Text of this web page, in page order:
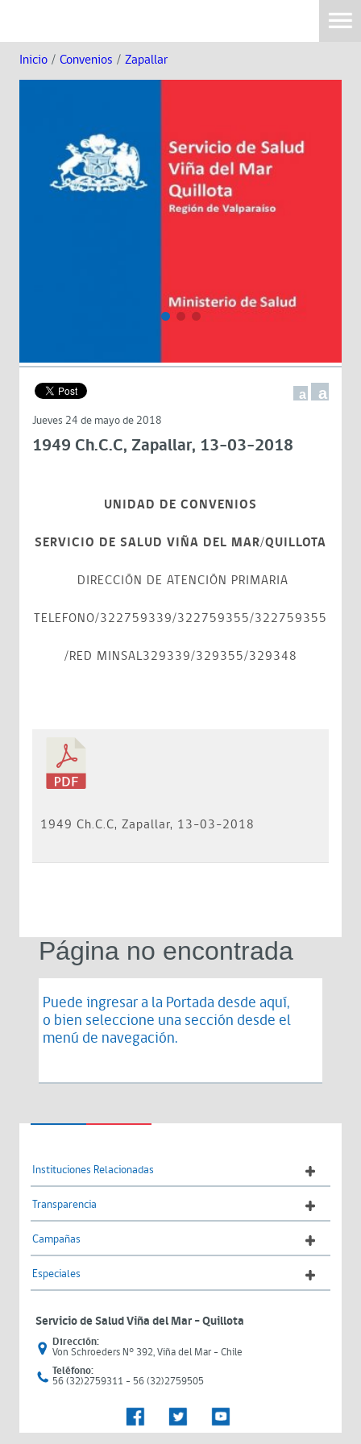
Inicio / Convenios / Zapallar
a a
Jueves 24 de mayo de 2018
1949 Ch.C.C, Zapallar, 13-03-2018
UNIDAD DE CONVENIOS
SERVICIO DE SALUD VIÑA DEL MAR/QUILLOTA
DIRECCIÓN DE ATENCIÓN PRIMARIA
TELEFONO/322759339/322759355/322759355
/RED MINSAL329339/329355/329348
1949 Ch.C.C, Zapallar, 13-03-2018
Página no encontrada
Puede ingresar a la Portada desde aquí,
o bien seleccione una sección desde el
menú de navegación.
Instituciones Relacionadas
Transparencia
Campañas
Especiales
Servicio de Salud Viña del Mar – Quillota
Dirección:
Von Schroeders N° 392, Viña del Mar - Chile
Teléfono:
56 (32)2759311 - 56 (32)2759505